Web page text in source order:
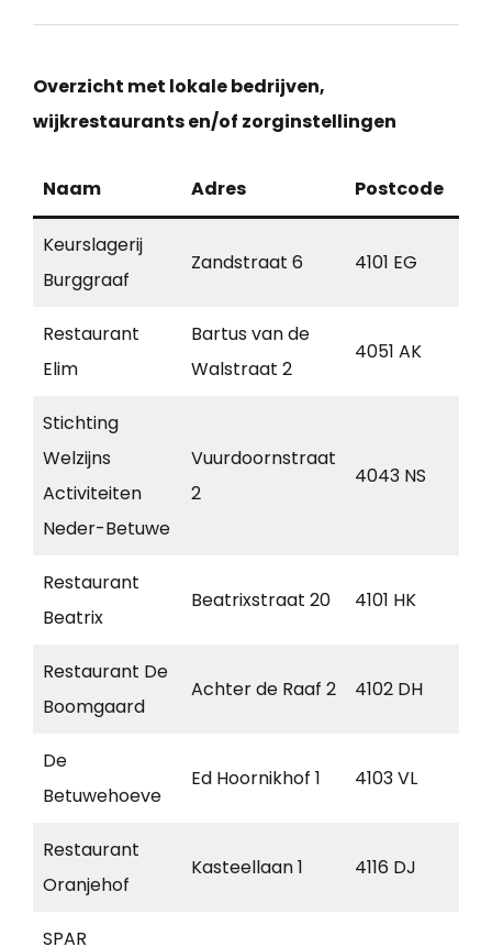
Overzicht met lokale bedrijven,
wijkrestaurants en/of zorginstellingen
Naam Adres Postcode
Keurslagerij
Burggraaf
Zandstraat 6 4101 EG
Restaurant
Elim
Bartus van de
Walstraat 2
4051 AK
Stichting
Welzijns
Activiteiten
Neder-Betuwe
Vuurdoornstraat
2
4043 NS
Restaurant
Beatrix
Beatrixstraat 20 4101 HK
Restaurant De
Boomgaard
Achter de Raaf 2 4102 DH
De
Betuwehoeve
Ed Hoornikhof 1 4103 VL
Restaurant
Oranjehof
Kasteellaan 1 4116 DJ
SPAR